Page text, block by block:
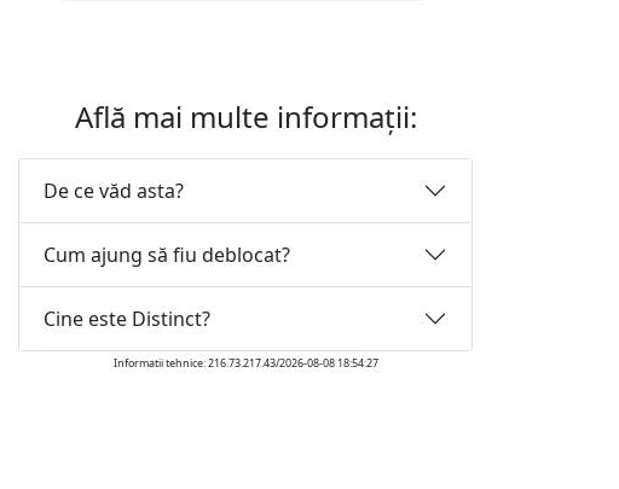
Află mai multe informații:
De ce văd asta?
Cum ajung să fiu deblocat?
Cine este Distinct?
Informatii tehnice: 216.73.217.43/2026-08-08 18:54:27